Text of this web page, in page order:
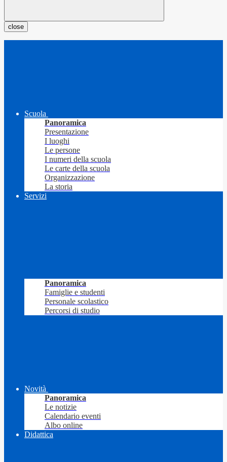
close
Scuola
Panoramica
Presentazione
I luoghi
Le persone
I numeri della scuola
Le carte della scuola
Organizzazione
La storia
Servizi
Panoramica
Famiglie e studenti
Personale scolastico
Percorsi di studio
Novità
Panoramica
Le notizie
Calendario eventi
Albo online
Didattica